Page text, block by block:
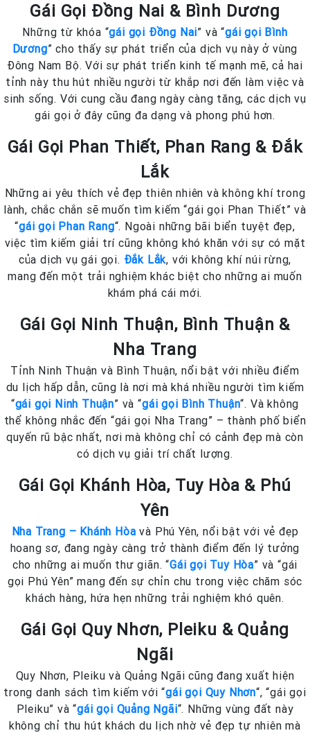
Gái Gọi Đồng Nai & Bình Dương
Những từ khóa “gái gọi Đồng Nai” và “gái gọi Bình
Dương” cho thấy sự phát triển của dịch vụ này ở vùng
Đông Nam Bộ. Với sự phát triển kinh tế mạnh mẽ, cả hai
tỉnh này thu hút nhiều người từ khắp nơi đến làm việc và
sinh sống. Với cung cầu đang ngày càng tăng, các dịch vụ
gái gọi ở đây cũng đa dạng và phong phú hơn.
Gái Gọi Phan Thiết, Phan Rang & Đắk
Lắk
Những ai yêu thích vẻ đẹp thiên nhiên và không khí trong
lành, chắc chắn sẽ muốn tìm kiếm “gái gọi Phan Thiết” và
“gái gọi Phan Rang“. Ngoài những bãi biển tuyệt đẹp,
việc tìm kiếm giải trí cũng không khó khăn với sự có mặt
của dịch vụ gái gọi. Đắk Lắk, với không khí núi rừng,
mang đến một trải nghiệm khác biệt cho những ai muốn
khám phá cái mới.
Gái Gọi Ninh Thuận, Bình Thuận &
Nha Trang
Tỉnh Ninh Thuận và Bình Thuận, nổi bật với nhiều điểm
du lịch hấp dẫn, cũng là nơi mà khá nhiều người tìm kiếm
“gái gọi Ninh Thuận” và “gái gọi Bình Thuận“. Và không
thể không nhắc đến “gái gọi Nha Trang” – thành phố biển
quyến rũ bậc nhất, nơi mà không chỉ có cảnh đẹp mà còn
có dịch vụ giải trí chất lượng.
Gái Gọi Khánh Hòa, Tuy Hòa & Phú
Yên
Nha Trang – Khánh Hòa và Phú Yên, nổi bật với vẻ đẹp
hoang sơ, đang ngày càng trở thành điểm đến lý tưởng
cho những ai muốn thư giãn. “Gái gọi Tuy Hòa” và “gái
gọi Phú Yên” mang đến sự chỉn chu trong việc chăm sóc
khách hàng, hứa hẹn những trải nghiệm khó quên.
Gái Gọi Quy Nhơn, Pleiku & Quảng
Ngãi
Quy Nhơn, Pleiku và Quảng Ngãi cũng đang xuất hiện
trong danh sách tìm kiếm với “gái gọi Quy Nhơn“, “gái gọi
Pleiku” và “gái gọi Quảng Ngãi“. Những vùng đất này
không chỉ thu hút khách du lịch nhờ vẻ đẹp tự nhiên mà